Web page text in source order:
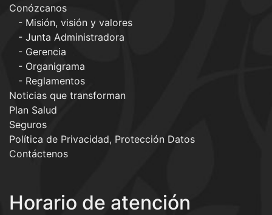
Conózcanos
Misión, visión y valores
Junta Administradora
Gerencia
Organigrama
Reglamentos
Noticias que transforman
Plan Salud
Seguros
Política de Privacidad, Protección Datos
Contáctenos
Horario de atención